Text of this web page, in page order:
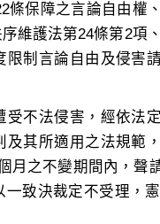
條保障之言論自由權
維護法第24條第2項
制言論自由及侵害
不法侵害，經依法
其所適用之法規範
月之不變期間內，聲
致決裁定不受理，